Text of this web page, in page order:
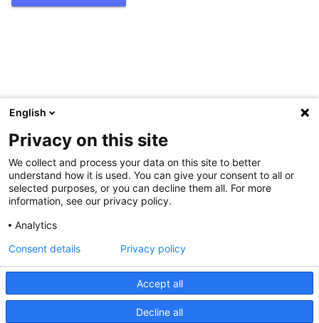
menu
English
Privacy on this site
We collect and process your data on this site to better
understand how it is used. You can give your consent to all or
selected purposes, or you can decline them all. For more
information, see our privacy policy.
Analytics
Accept all
Decline all
Consent details Privacy policy